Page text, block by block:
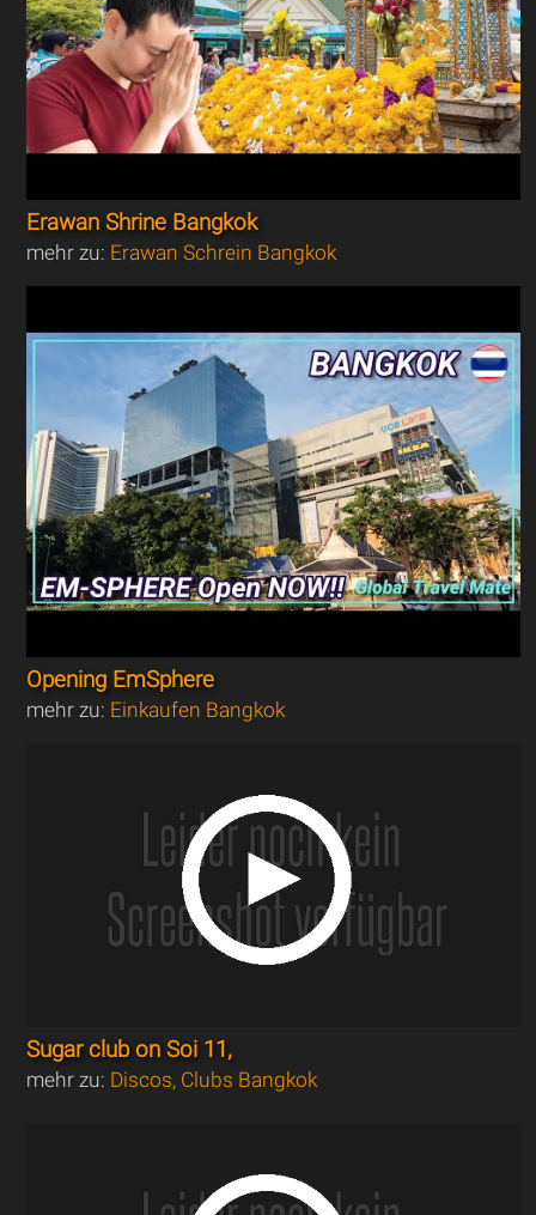
Erawan Shrine Bangkok
mehr zu: Erawan Schrein Bangkok
Opening EmSphere
mehr zu: Einkaufen Bangkok
Sugar club on Soi 11,
mehr zu: Discos, Clubs Bangkok